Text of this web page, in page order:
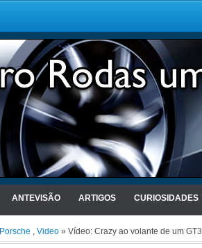
ANTEVISÃO ARTIGOS CURIOSIDADES
Porsche , Video » Vídeo: Crazy ao volante de um